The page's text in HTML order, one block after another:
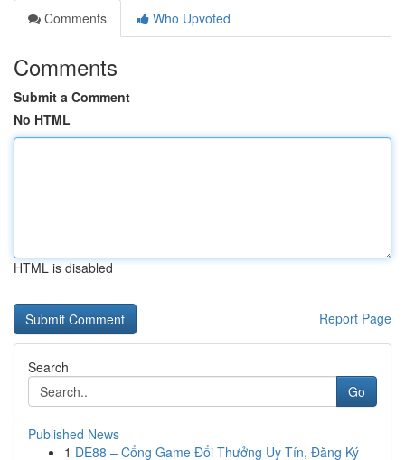
Comments
Who Upvoted
Comments
Submit a Comment
No HTML
HTML is disabled
Report Page
Search
Go
Published News
1 DE88 – Cổng Game Đổi Thưởng Uy Tín, Đăng Ký